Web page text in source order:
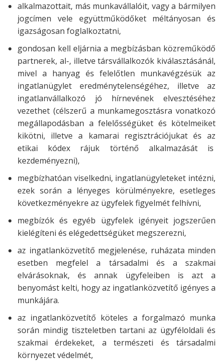
alkalmazottait, más munkavállalóit, vagy a bármilyen
jogcímen vele együttműködőket méltányosan és
igazságosan foglalkoztatni,
gondosan kell eljárnia a megbízásban közreműködő
partnerek, al-, illetve társvállalkozók kiválasztásánál,
mivel a hanyag és felelőtlen munkavégzésük az
ingatlanügylet eredménytelenségéhez, illetve az
ingatlanvállalkozó jó hírnevének elvesztéséhez
vezethet (célszerű a munkamegosztásra vonatkozó
megállapodásban a felelősségüket és kötelmeiket
kikötni, illetve a kamarai regisztrációjukat és az
etikai kódex rájuk történő alkalmazását is
kezdeményezni),
megbízhatóan viselkedni, ingatlanügyleteket intézni,
ezek során a lényeges körülményekre, esetleges
következményekre az ügyfelek figyelmét felhívni,
megbízók és egyéb ügyfelek igényeit jogszerűen
kielégíteni és elégedettségüket megszerezni,
az ingatlanközvetítő megjelenése, ruházata minden
esetben megfelel a társadalmi és a szakmai
elvárásoknak, és annak ügyfeleiben is azt a
benyomást kelti, hogy az ingatlanközvetítő igényes a
munkájára.
az ingatlanközvetítő köteles a forgalmazó munka
során mindig tiszteletben tartani az ügyféloldali és
szakmai érdekeket, a természeti és társadalmi
környezet védelmét,